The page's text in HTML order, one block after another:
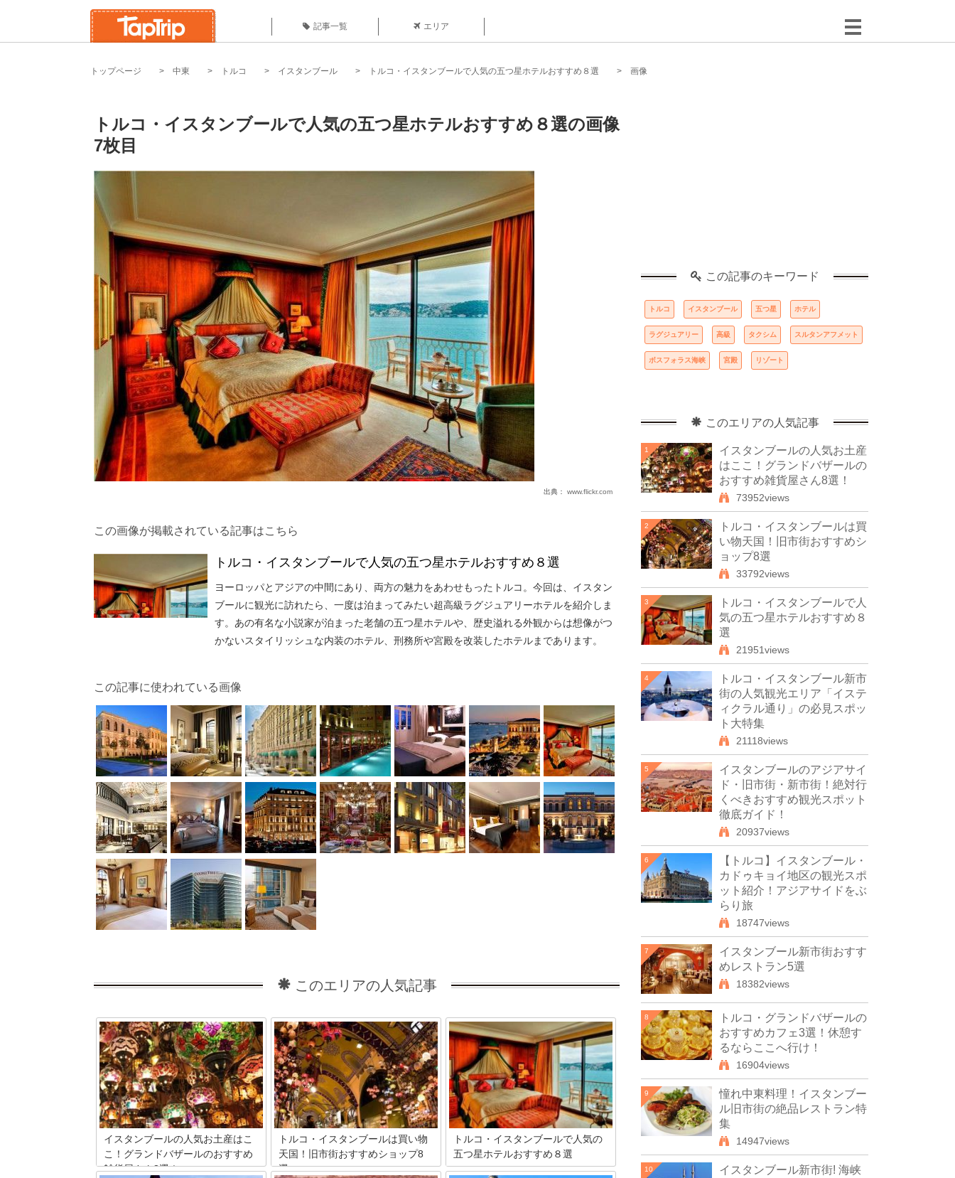
記事一覧 エリア
トップページ 中東 トルコ イスタンブール トルコ・イスタンブールで人気の五つ星ホテルおすすめ８選 画像
トルコ・イスタンブールで人気の五つ星ホテルおすすめ８選の画像
7枚目
出典： www.flickr.com
この画像が掲載されている記事はこちら
トルコ・イスタンブールで人気の五つ星ホテルおすすめ８選
ヨーロッパとアジアの中間にあり、両方の魅力をあわせもったトルコ。今回は、イスタン
ブールに観光に訪れたら、一度は泊まってみたい超高級ラグジュアリーホテルを紹介しま
す。あの有名な小説家が泊まった老舗の五つ星ホテルや、歴史溢れる外観からは想像がつ
かないスタイリッシュな内装のホテル、刑務所や宮殿を改装したホテルまであります。
この記事に使われている画像
このエリアの人気記事
イスタンブールの人気お土産はこ
こ！グランドバザールのおすすめ
雑貨屋さん8選！
トルコ・イスタンブールは買い物
天国！旧市街おすすめショップ8
選
トルコ・イスタンブールで人気の
五つ星ホテルおすすめ８選
ヨーロッパとアジアの中間にあり、両方
この記事のキーワード
トルコ イスタンブール 五つ星 ホテル
ラグジュアリー 高級 タクシム スルタンアフメット
ボスフォラス海峡 宮殿 リゾート
このエリアの人気記事
1
イスタンブールの人気お土産
はここ！グランドバザールの
おすすめ雑貨屋さん8選！
73952views
2
トルコ・イスタンブールは買
い物天国！旧市街おすすめシ
ョップ8選
33792views
3
トルコ・イスタンブールで人
気の五つ星ホテルおすすめ８
選
21951views
4
トルコ・イスタンブール新市
街の人気観光エリア「イステ
ィクラル通り」の必見スポッ
ト大特集
21118views
5
イスタンブールのアジアサイ
ド・旧市街・新市街！絶対行
くべきおすすめ観光スポット
徹底ガイド！
20937views
6
【トルコ】イスタンブール・
カドゥキョイ地区の観光スポ
ット紹介！アジアサイドをぶ
らり旅
18747views
7
イスタンブール新市街おすす
めレストラン5選
18382views
8
トルコ・グランドバザールの
おすすめカフェ3選！休憩す
るならここへ行け！
16904views
9
憧れ中東料理！イスタンブー
ル旧市街の絶品レストラン特
集
14947views
10
イスタンブール新市街! 海峡